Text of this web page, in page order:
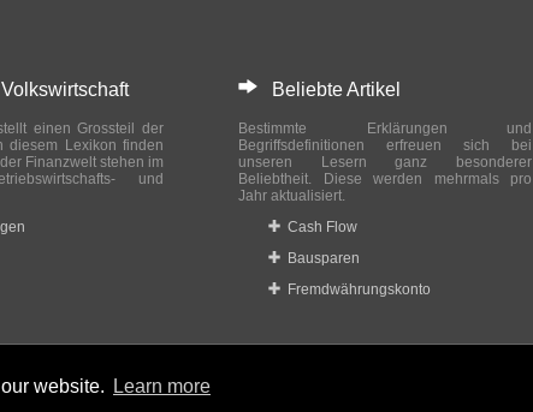
website. Learn more
einen Grossteil der
diesem Lexikon finden
Finanzwelt stehen im
und
Beliebte Artikel
Bestimmte Erklärungen und
Begriffsdefinitionen erfreuen sich bei
unseren Lesern ganz besonderer
Beliebtheit. Diese werden mehrmals pro
Jahr aktualisiert.
Cash Flow
Bausparen
Fremdwährungskonto